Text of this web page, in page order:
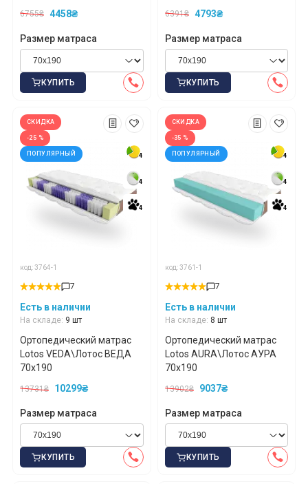
6755₴ 4458₴
Размер матраса
КУПИТЬ
6391₴ 4793₴
Размер матраса
КУПИТЬ
4
4
4
СКИДКА
-25 %
ПОПУЛЯРНЫЙ
код: 3764-1
7
Есть в наличии
На складе: 9 шт
4
4
4
Ортопедический матрас
Lotos VEDA\Лотос ВЕДА
70x190
13731₴ 10299₴
Размер матраса
КУПИТЬ
4
4
4
СКИДКА
-35 %
ПОПУЛЯРНЫЙ
код: 3761-1
7
Есть в наличии
На складе: 8 шт
4
4
4
Ортопедический матрас
Lotos AURA\Лотос АУРА
70x190
13902₴ 9037₴
Размер матраса
КУПИТЬ